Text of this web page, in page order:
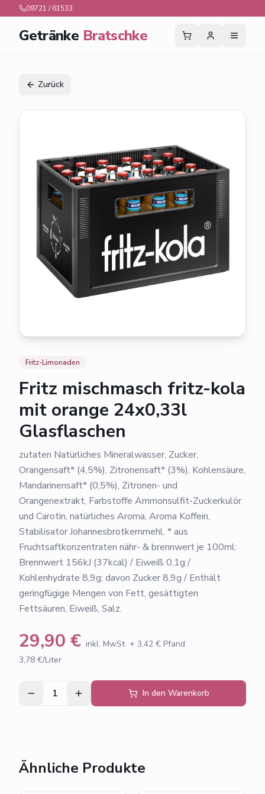
09721 / 61533
Getränke Bratschke
Zurück
Fritz-Limonaden
Fritz mischmasch fritz-kola
mit orange 24x0,33l
Glasflaschen
zutaten Natürliches Mineralwasser, Zucker,
Orangensaft* (4,5%), Zitronensaft* (3%), Kohlensäure,
Mandarinensaft* (0,5%), Zitronen- und
Orangenextrakt, Farbstoffe Ammonsulfit-Zuckerkulör
und Carotin, natürliches Aroma, Aroma Koffein,
Stabilisator Johannesbrotkernmehl. * aus
Fruchtsaftkonzentraten nähr- & brennwert je 100ml:
Brennwert 156kJ (37kcal) / Eiweiß 0,1g /
Kohlenhydrate 8,9g; davon Zucker 8,9g / Enthält
geringfügige Mengen von Fett, gesättigten
Fettsäuren, Eiweiß, Salz.
29,90 € inkl. MwSt + 3,42 € Pfand
3,78 €/Liter
1 In den Warenkorb
Ähnliche Produkte